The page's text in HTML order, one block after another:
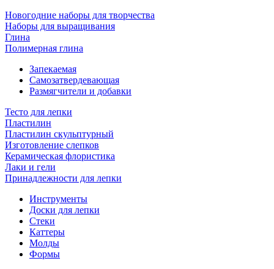
Новогодние наборы для творчества
Наборы для выращивания
Глина
Полимерная глина
Запекаемая
Самозатвердевающая
Размягчители и добавки
Тесто для лепки
Пластилин
Пластилин скульптурный
Изготовление слепков
Керамическая флористика
Лаки и гели
Принадлежности для лепки
Инструменты
Доски для лепки
Стеки
Каттеры
Молды
Формы